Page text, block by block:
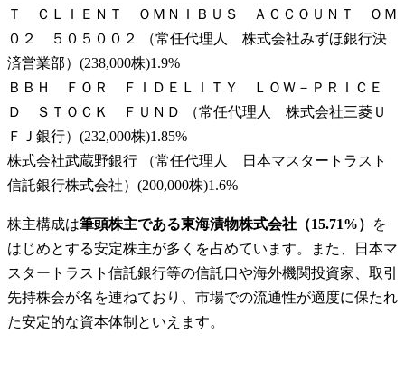
Ｔ ＣＬＩＥＮＴ ＯＭＮＩＢＵＳ ＡＣＣＯＵＮＴ ＯＭ
０２ ５０５００２ （常任代理人 株式会社みずほ銀行決
済営業部） (238,000株)1.9%
ＢＢＨ ＦＯＲ ＦＩＤＥＬＩＴＹ ＬＯＷ－ＰＲＩＣＥ
Ｄ ＳＴＯＣＫ ＦＵＮＤ （常任代理人 株式会社三菱Ｕ
ＦＪ銀行） (232,000株)1.85%
株式会社武蔵野銀行 （常任代理人 日本マスタートラスト
信託銀行株式会社） (200,000株)1.6%
株主構成は筆頭株主である東海漬物株式会社（15.71%）
を
はじめとする安定株主が多くを占めています。また、日本マ
スタートラスト信託銀行等の信託口や海外機関投資家、取引
先持株会が名を連ねており、市場での流通性が適度に保たれ
た安定的な資本体制といえます。